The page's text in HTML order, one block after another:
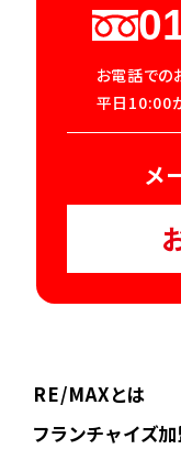
お電話での
平日10:00
メ
RE/MAXとは
フランチャイズ